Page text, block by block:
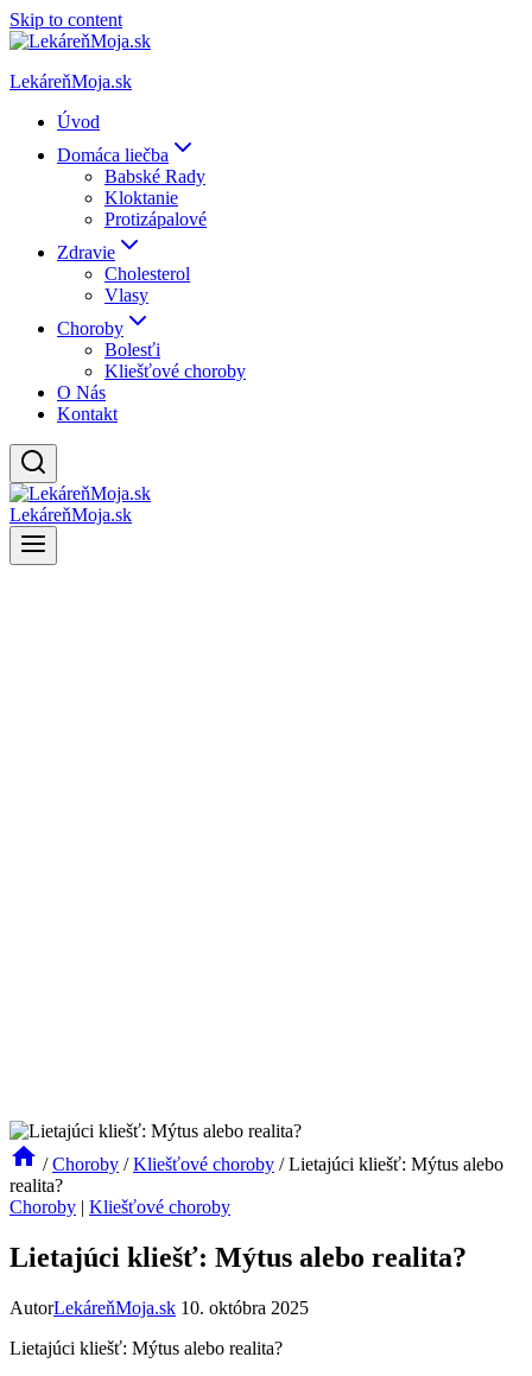
Skip to content
LekáreňMoja.sk
Úvod
Domáca liečba
Babské Rady
Kloktanie
Protizápalové
Zdravie
Cholesterol
Vlasy
Choroby
Bolesťi
Kliešťové choroby
O Nás
Kontakt
LekáreňMoja.sk
/ Choroby / Kliešťové choroby / Lietajúci kliešť: Mýtus alebo
realita?
Choroby | Kliešťové choroby
Lietajúci kliešť: Mýtus alebo realita?
AutorLekáreňMoja.sk 10. októbra 2025
Lietajúci kliešť: Mýtus alebo realita?